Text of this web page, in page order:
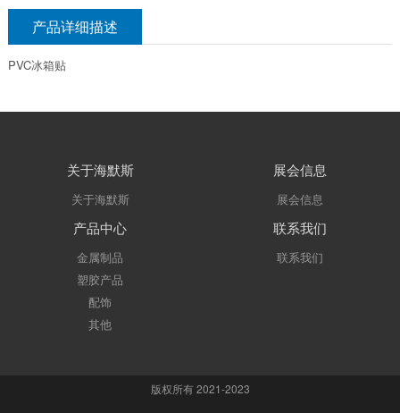
产品详细描述
PVC冰箱贴
关于海默斯
关于海默斯
展会信息
展会信息
产品中心
金属制品
塑胶产品
配饰
其他
联系我们
联系我们
版权所有 2021-2023